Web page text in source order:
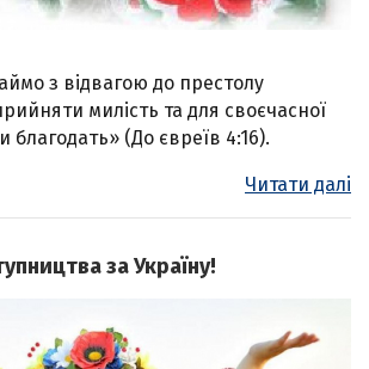
з відвагою до престолу
милість та для своєчасної
благодать» (До євреїв 4:16).
Читати далі
за Україну!